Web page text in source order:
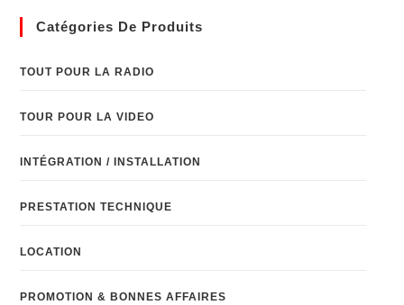
Catégories De Produits
TOUT POUR LA RADIO
TOUR POUR LA VIDEO
INTÉGRATION / INSTALLATION
PRESTATION TECHNIQUE
LOCATION
PROMOTION & BONNES AFFAIRES